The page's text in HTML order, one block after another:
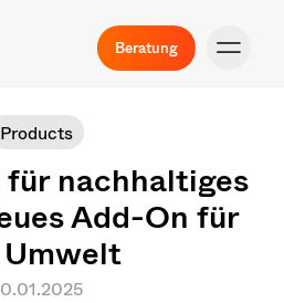
Beratung
Products
für nachhaltiges
Add-On für